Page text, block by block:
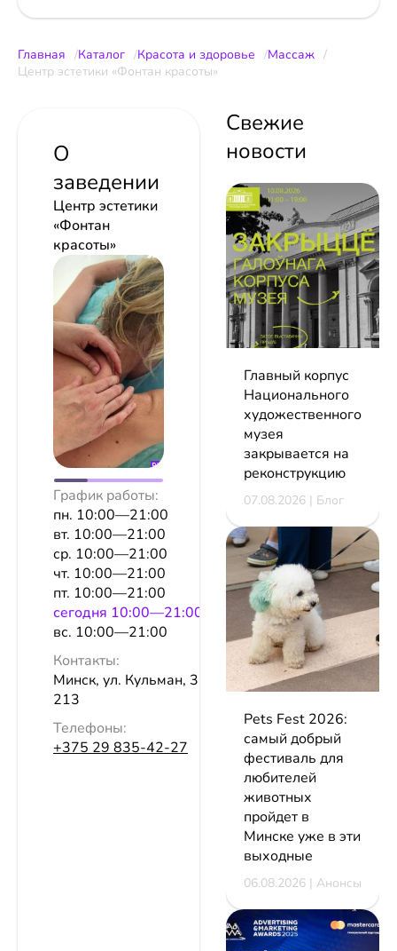
Главная Каталог Красота и здоровье
Массаж
Центр эстетики «Фонтан красоты»
О
заведении
Центр эстетики
«Фонтан
красоты»
График работы:
пн. 10:00—21:00
вт. 10:00—21:00
ср. 10:00—21:00
чт. 10:00—21:00
пт. 10:00—21:00
сeгодня 10:00—21:00
вс. 10:00—21:00
Контакты:
Минск, ул. Кульман, 3, эт. 2, пом.
213
Телефоны:
+375 29 835-42-27
Свежие
новости
Главный корпус
Национального
художественного
музея
закрывается на
реконструкцию
07.08.2026 | Блог
Pets Fest 2026:
самый добрый
фестиваль для
любителей
животных
пройдет в
Минске уже в эти
выходные
06.08.2026 | Анонсы